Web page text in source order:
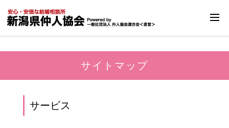
サイトマップ
サービス